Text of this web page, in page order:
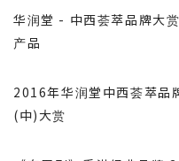
华润堂 - 中西荟萃品牌大
产品
2016年华润堂中西荟萃品
(中)大赏